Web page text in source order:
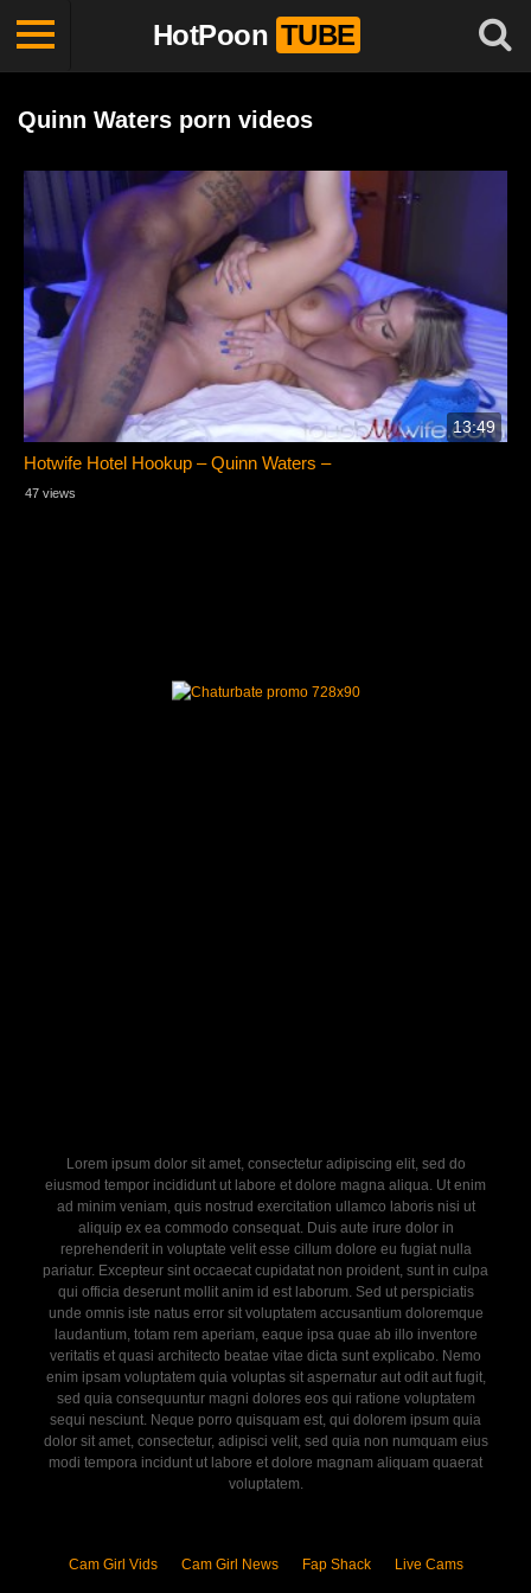
HotPoon TUBE
Quinn Waters porn videos
13:49
Hotwife Hotel Hookup – Quinn Waters –
47 views
Lorem ipsum dolor sit amet, consectetur adipiscing elit, sed do
eiusmod tempor incididunt ut labore et dolore magna aliqua. Ut enim
ad minim veniam, quis nostrud exercitation ullamco laboris nisi ut
aliquip ex ea commodo consequat. Duis aute irure dolor in
reprehenderit in voluptate velit esse cillum dolore eu fugiat nulla
pariatur. Excepteur sint occaecat cupidatat non proident, sunt in culpa
qui officia deserunt mollit anim id est laborum. Sed ut perspiciatis
unde omnis iste natus error sit voluptatem accusantium doloremque
laudantium, totam rem aperiam, eaque ipsa quae ab illo inventore
veritatis et quasi architecto beatae vitae dicta sunt explicabo. Nemo
enim ipsam voluptatem quia voluptas sit aspernatur aut odit aut fugit,
sed quia consequuntur magni dolores eos qui ratione voluptatem
sequi nesciunt. Neque porro quisquam est, qui dolorem ipsum quia
dolor sit amet, consectetur, adipisci velit, sed quia non numquam eius
modi tempora incidunt ut labore et dolore magnam aliquam quaerat
voluptatem.
Cam Girl Vids Cam Girl News Fap Shack Live Cams